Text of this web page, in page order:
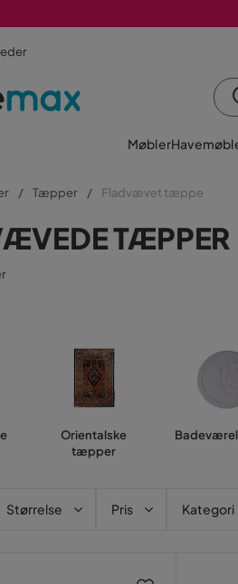
Møbler
Tæpper Fladvævet tæppe
TÆPPER
Orientalske
tæpper
Størrelse Pris Kategori